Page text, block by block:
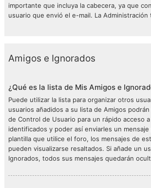
importante que incluya la cabecera, ya que
usuario que envió el e-mail. La Administración
Amigos e Ignorados
¿Qué es la lista de Mis Amigos e
Puede utilizar la lista para organizar otros
usuarios añadidos a su lista de Amigos
de Control de Usuario para un rápido acceso
identificados y poder así enviarles un mensaje
plantilla que utilice el foro, los mensajes de
pueden visualizarse resaltados. Si añade un
Ignorados, todos sus mensajes quedarán